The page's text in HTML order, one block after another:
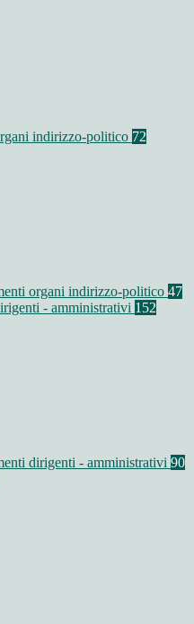
indirizzo-politico 72
organi indirizzo-politico 47
- amministrativi 152
dirigenti - amministrativi 90